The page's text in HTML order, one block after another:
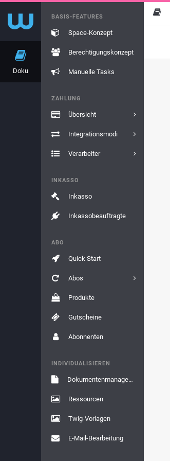
Doku
BASIS-FEATURES
Space-Konzept
Berechtigungskonzept
Manuelle Tasks
ZAHLUNG
Übersicht
Integrationsmodi
Verarbeiter
INKASSO
Inkasso
Inkassobeauftragte
ABO
Quick Start
Abos
Produkte
Gutscheine
Abonnenten
INDIVIDUALISIEREN
Dokumentenmanagement
Ressourcen
Twig-Vorlagen
E-Mail-Bearbeitung